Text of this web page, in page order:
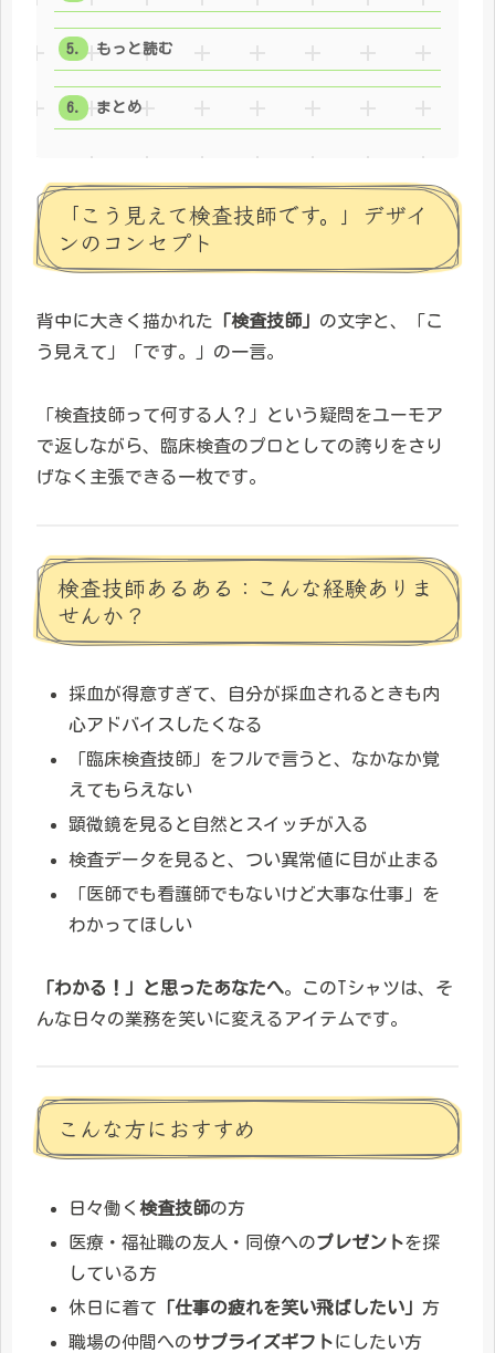
もっと読む
まとめ
「こう見えて検査技師です。」デザイ
ンのコンセプト
背中に大きく描かれた 「検査技師」 の文字と、「こ
う見えて」「です。」の一言。
「検査技師って何する人？」という疑問をユーモア
で返しながら、臨床検査のプロとしての誇りをさり
げなく主張できる一枚です。
検査技師あるある：こんな経験ありま
せんか？
採血が得意すぎて、自分が採血されるときも内
心アドバイスしたくなる
「臨床検査技師」をフルで言うと、なかなか覚
えてもらえない
顕微鏡を見ると自然とスイッチが入る
検査データを見ると、つい異常値に目が止まる
「医師でも看護師でもないけど大事な仕事」を
わかってほしい
「わかる！」と思ったあなたへ。このTシャツは、そ
んな日々の業務を笑いに変えるアイテムです。
こんな方におすすめ
日々働く検査技師の方
医療・福祉職の友人・同僚へのプレゼントを探
している方
休日に着て 「仕事の疲れを笑い飛ばしたい」方
職場の仲間へのサプライズギフトにしたい方